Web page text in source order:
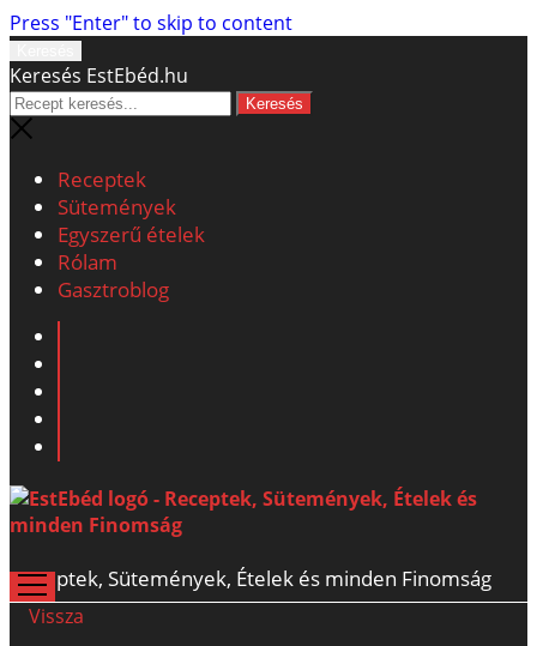
Press "Enter" to skip to content
Keresés EstEbéd.hu
Receptek
Sütemények
Egyszerű ételek
Rólam
Gasztroblog
Receptek, Sütemények, Ételek és minden Finomság
open
menu
Vissza